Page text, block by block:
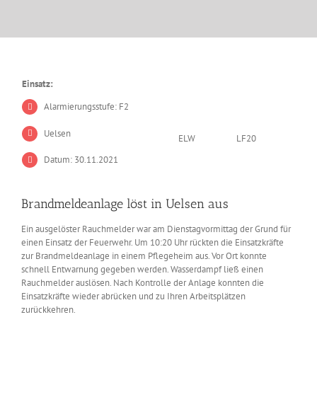
Einsatz:
Alarmierungsstufe: F2
Uelsen
Datum: 30.11.2021
ELW LF20
Brandmeldeanlage löst in Uelsen aus
Ein ausgelöster Rauchmelder war am Dienstagvormittag der Grund für
einen Einsatz der Feuerwehr. Um 10:20 Uhr rückten die Einsatzkräfte
zur Brandmeldeanlage in einem Pflegeheim aus. Vor Ort konnte
schnell Entwarnung gegeben werden. Wasserdampf ließ einen
Rauchmelder auslösen. Nach Kontrolle der Anlage konnten die
Einsatzkräfte wieder abrücken und zu Ihren Arbeitsplätzen
zurückkehren.